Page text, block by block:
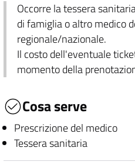
Occorre la tessera
di famiglia o altro medico
regionale/nazionale.
Il costo dell'eventuale
momento della
Cosa serve
Prescrizione del medico
Tessera sanitaria